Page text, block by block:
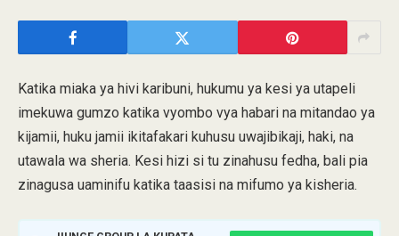
Katika miaka ya hivi karibuni, hukumu ya kesi ya utapeli
imekuwa gumzo katika vyombo vya habari na mitandao ya
kijamii, huku jamii ikitafakari kuhusu uwajibikaji, haki, na
utawala wa sheria. Kesi hizi si tu zinahusu fedha, bali pia
zinagusa uaminifu katika taasisi na mifumo ya kisheria.